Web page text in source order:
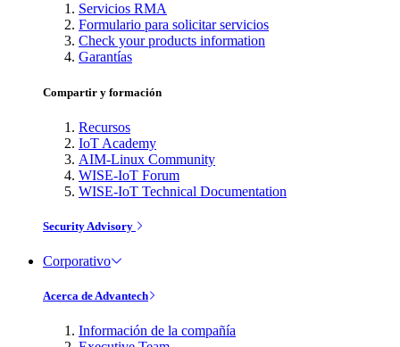
Servicios RMA
Formulario para solicitar servicios
Check your products information
Garantías
Compartir y formación
Recursos
IoT Academy
AIM-Linux Community
WISE-IoT Forum
WISE-IoT Technical Documentation
Security Advisory
Corporativo
Acerca de Advantech
Información de la compañía